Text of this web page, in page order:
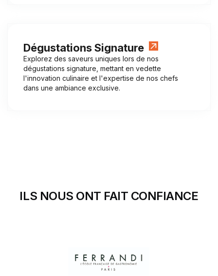
Dégustations Signature
Explorez des saveurs uniques lors de nos
dégustations signature, mettant en vedette
l'innovation culinaire et l'expertise de nos chefs
dans une ambiance exclusive.
ILS NOUS ONT FAIT CONFIANCE